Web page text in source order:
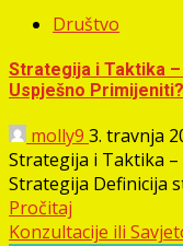
Društvo
Strategija i Taktika –
Uspješno Primijeniti?
molly9 3. travnja
Strategija i Taktika –
Strategija Definicija
Pročitaj
Konzultacije ili